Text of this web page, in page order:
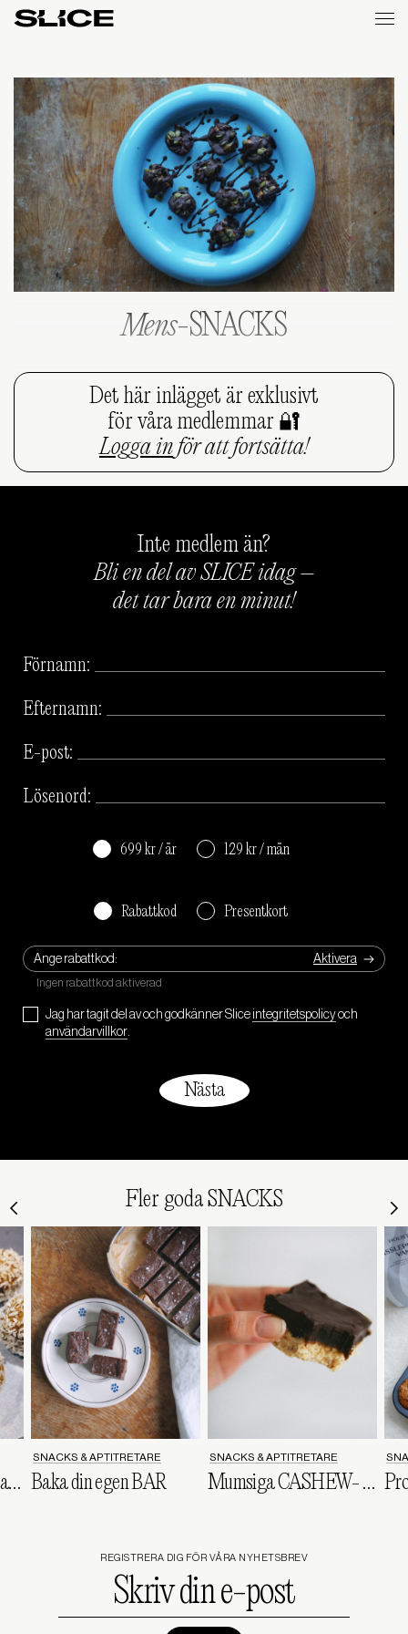
Slice
Mens-SNACKS
Det här inlägget är exklusivt
för våra medlemmar 🔐
Logga inför att fortsätta!
Inte medlem än?
Bli en del av SLICE idag –
det tar bara en minut!
Förnamn:
Efternamn:
E-post:
Lösenord:
699 kr / år 129 kr / mån
Rabattkod Presentkort
Ange rabattkod:
Jag har tagit del av och godkänner Slice integritetspolicyoch
användarvillkor.
Fler goda SNACKS
Rawbollar med smak av saffran
SNACKS & APTITRETARE
Baka din egen BAR
SNACKS & APTITRETARE
Mumsiga CASHEW- och KLADDKAKEBITAR
REGISTRERA DIG FÖR VÅRA NYHETSBREV
din
e-